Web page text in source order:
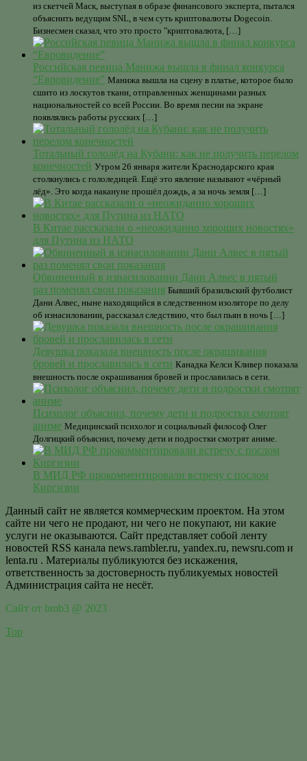
из скетчей Маск, выступая в образе финансового эксперта, пытался
объяснить ведущим SNL, в чем суть криптовалюты Dogecoin.
Бизнесмен сказал, что это просто "криптовалюта, […]
Российская певица Манижа вышла в финал конкурса
“Евровидение” Манижа вышла на сцену в платье, которое было
сшито из лоскутов ткани, отправленных женщинами разных
национальностей со всей России. Во время песни на экране
появлялись работы русских […]
Тотальный гололёд на Кубани: как не получить перелом
конечностей Утром 26 января жители Краснодарского края
столкнулись с гололедицей. Ещё это явление называют «чёрный
лёд». Это когда накануне прошёл дождь, а за ночь земля […]
В Китае рассказали о «неожиданно хороших новостях»
для Путина из НАТО
Обвиненный в изнасиловании Дани Алвес в пятый
раз поменял свои показания Бывший бразильский футболист
Дани Алвес, ныне находящийся в cледственном изоляторе по делу
об изнасиловании, рассказал следствию, что был пьян в ночь […]
Девушка показала внешность после окрашивания
бровей и прославилась в сети Канадка Келси Кливер показала
внешность после окрашивания бровей и прославилась в сети.
Психолог объяснил, почему дети и подростки смотрят
аниме Медицинский психолог и социальный философ Олег
Долгицкий объяснил, почему дети и подростки смотрят аниме.
В МИД РФ прокомментировали встречу с послом
Киргизии
Данный сайт не является коммерческим проектом. На этом
сайте ни чего не продают, ни чего не покупают, ни какие
услуги не оказываются. Сайт представляет собой ленту
новостей RSS канала news.rambler.ru, yandex.ru, newsru.com и
lenta.ru . Материалы публикуются без искажения,
ответственность за достоверность публикуемых новостей
Администрация сайта не несёт.
Сайт от bmb3 @ 2023
Top